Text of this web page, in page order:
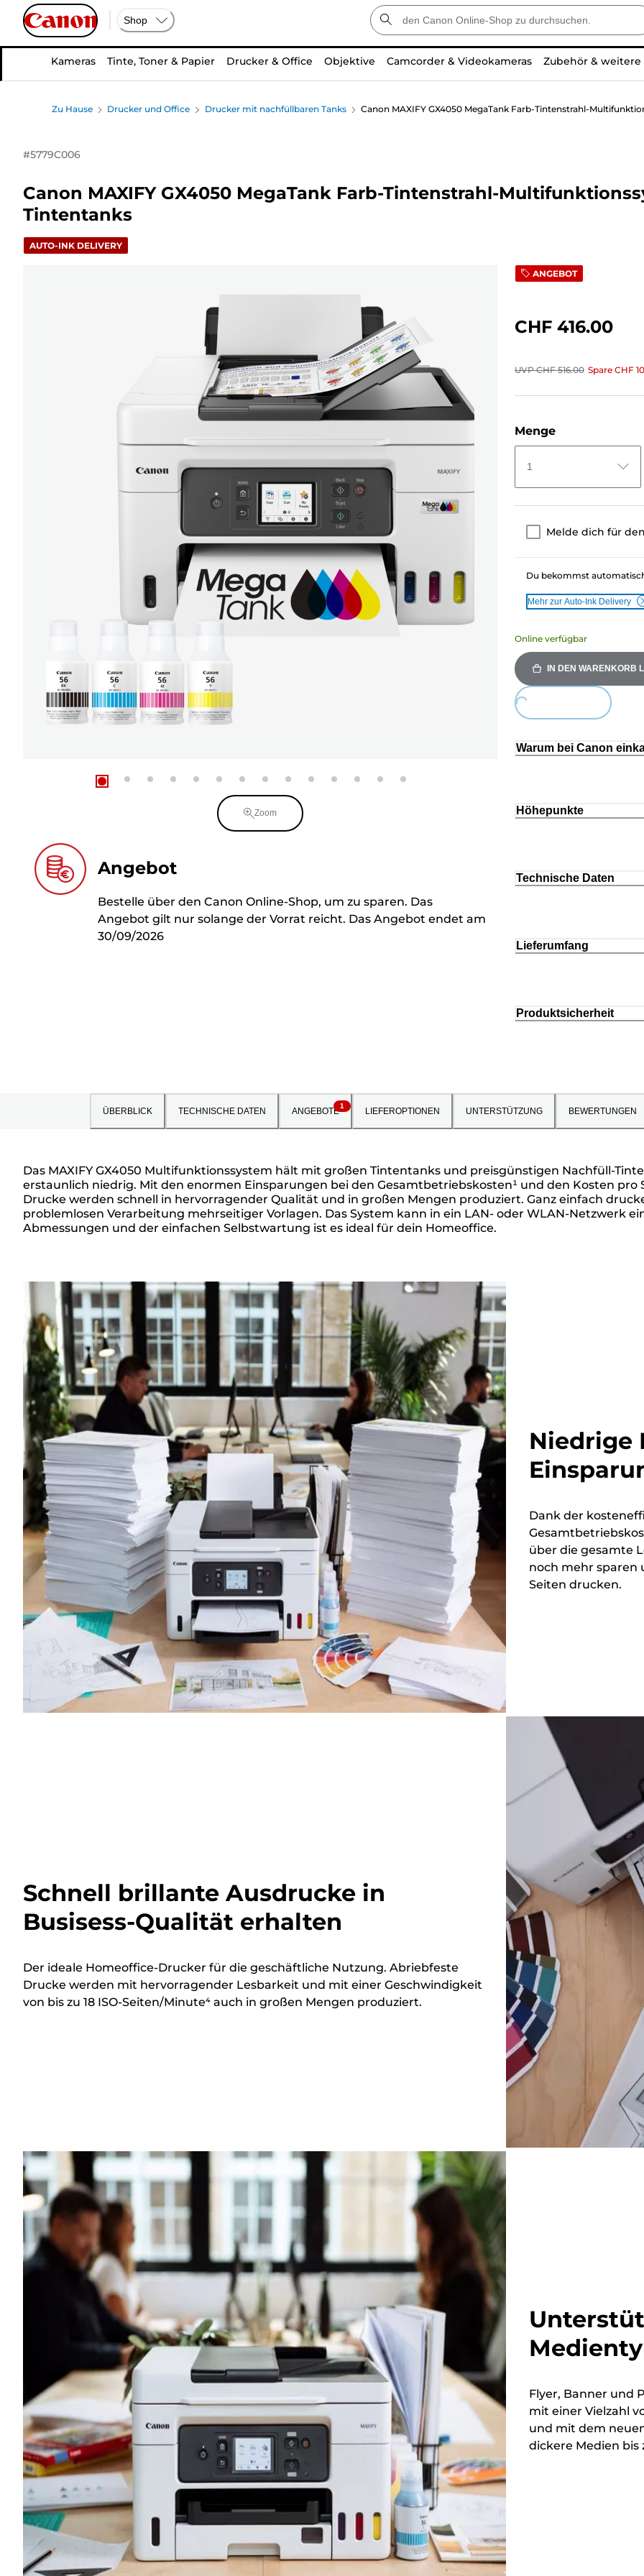
Shop
Kameras Tinte, Toner & Papier Drucker & Office Objektive Camcorder & Videokameras Zubehör &
Zu Hause Drucker und Office Drucker mit nachfüllbaren Tanks Canon MAXIFY GX4050 MegaTank Farb-Tintenstrahl-
#5779C006
Canon MAXIFY GX4050 MegaTank Farb-Tintenstrahl-
Tintentanks
AUTO-INK DELIVERY
Zoom
Angebot
Bestelle über den Canon Online-Shop, um zu sparen. Das
Angebot gilt nur solange der Vorrat reicht. Das Angebot endet am
30/09/2026
ANGEBOT
CHF 416.00
UVPCHF 516.00 Spare CHF
Menge
1
Melde dich für
Du bekommst
Mehr zur Auto-Ink Delivery
Online verfügbar
IN DEN WARENKORB
Loading...
Warum bei Canon
Höhepunkte
Technische Daten
Lieferumfang
Produktsicherheit
ÜBERBLICK TECHNISCHE DATEN ANGEBOTE
1
LIEFEROPTIONEN UNTERSTÜTZUNG BEWERTUNGEN
Überblick
Das MAXIFY GX4050 Multifunktionssystem hält mit großen Tintentanks und preisgünstigen Nachfüll-
erstaunlich niedrig. Mit den enormen Einsparungen bei den Gesamtbetriebskosten¹ und den Kosten pro
Drucke werden schnell in hervorragender Qualität und in großen Mengen produziert. Ganz einfach
problemlosen Verarbeitung mehrseitiger Vorlagen. Das System kann in ein LAN- oder WLAN-Netzwerk
Abmessungen und der einfachen Selbstwartung ist es ideal für dein Homeoffice.
Niedrige
Dank der
über die gesamte
noch mehr sparen
Seiten drucken.
Schnell brillante Ausdrucke in
Busisess-Qualität erhalten
Der ideale Homeoffice-Drucker für die geschäftliche Nutzung. Abriebfeste
Drucke werden mit hervorragender Lesbarkeit und mit einer Geschwindigkeit
von bis zu 18 ISO-Seiten/Minute⁴ auch in großen Mengen produziert.
Flyer, Banner und
mit einer Vielzahl
und mit dem
dickere Medien bis